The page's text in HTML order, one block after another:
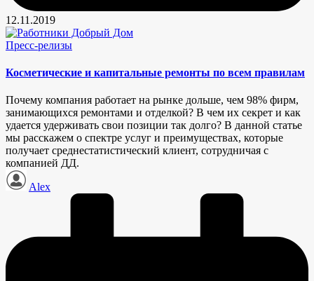
12.11.2019
Опубликовано
Пресс-релизы
Косметические и капитальные ремонты по всем правилам
Почему компания работает на рынке дольше, чем 98% фирм,
занимающихся ремонтами и отделкой? В чем их секрет и как
удается удерживать свои позиции так долго? В данной статье
мы расскажем о спектре услуг и преимуществах, которые
получает среднестатистический клиент, сотрудничая с
компанией ДД.
Запись
от
Alex